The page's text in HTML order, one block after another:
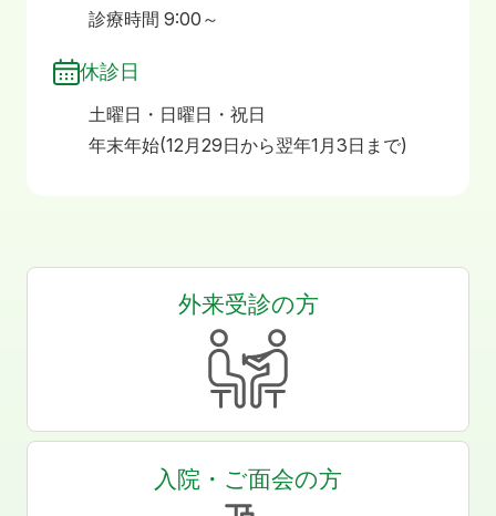
診療時間 9:00～
休診日
土曜日・日曜日・祝日
年末年始(12月29日から翌年1月3日まで)
外来受診の方
入院・ご面会の方